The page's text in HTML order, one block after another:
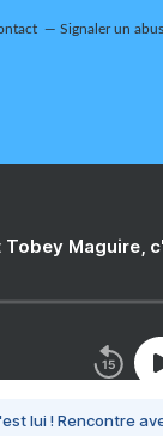
Signaler un abus
Maguire,
lui ! Rencontre